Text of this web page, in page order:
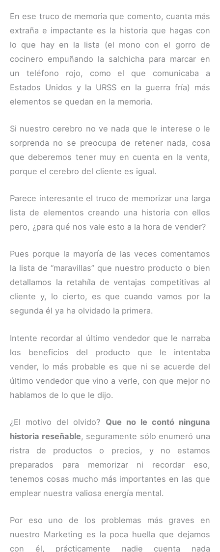
En ese truco de memoria que comento, cuanta más
extraña e impactante es la historia que hagas con
lo que hay en la lista (el mono con el gorro de
cocinero empuñando la salchicha para marcar en
un teléfono rojo, como el que comunicaba a
Estados Unidos y la URSS en la guerra fría) más
elementos se quedan en la memoria.
Si nuestro cerebro no ve nada que le interese o le
sorprenda no se preocupa de retener nada, cosa
que deberemos tener muy en cuenta en la venta,
porque el cerebro del cliente es igual.
Parece interesante el truco de memorizar una larga
lista de elementos creando una historia con ellos
pero, ¿para qué nos vale esto a la hora de vender?
Pues porque la mayoría de las veces comentamos
la lista de “maravillas” que nuestro producto o bien
detallamos la retahíla de ventajas competitivas al
cliente y, lo cierto, es que cuando vamos por la
segunda él ya ha olvidado la primera.
Intente recordar al último vendedor que le narraba
los beneficios del producto que le intentaba
vender, lo más probable es que ni se acuerde del
último vendedor que vino a verle, con que mejor no
hablamos de lo que le dijo.
¿El motivo del olvido? Que no le contó ninguna
historia reseñable, seguramente sólo enumeró una
ristra de productos o precios, y no estamos
preparados para memorizar ni recordar eso,
tenemos cosas mucho más importantes en las que
emplear nuestra valiosa energía mental.
Por eso uno de los problemas más graves en
nuestro Marketing es la poca huella que dejamos
con él, prácticamente nadie cuenta nada